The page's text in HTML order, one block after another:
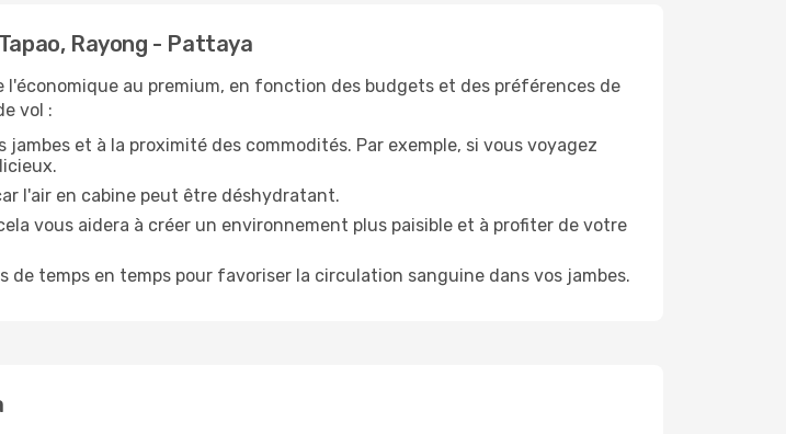
Rayong - Pattaya
au premium, en fonction des budgets et des préférences de
vol :
jambes et à la proximité des commodités. Par exemple, si vous voyagez
l'air en cabine peut être déshydratant.
vous aidera à créer un environnement plus paisible et à profiter de votre
temps en temps pour favoriser la circulation sanguine dans vos jambes.